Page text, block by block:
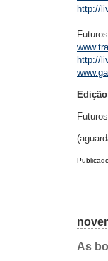
http://
http://
As